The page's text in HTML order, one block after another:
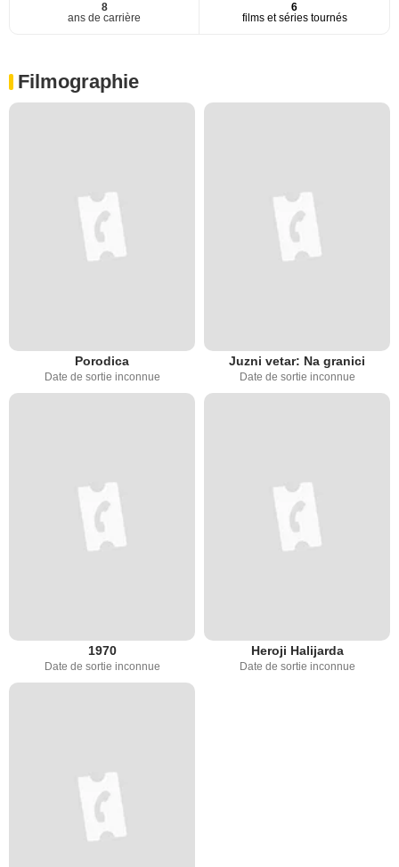
8
ans de carrière
6
films et séries tournés
Filmographie
Porodica
Date de sortie inconnue
Juzni vetar: Na granici
Date de sortie inconnue
1970
Date de sortie inconnue
Heroji Halijarda
Date de sortie inconnue